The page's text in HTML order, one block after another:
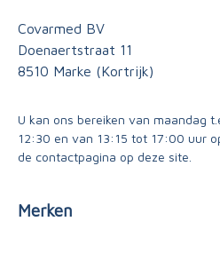
Covarmed BV
Doenaertstraat 11
8510 Marke (Kortrijk)
U kan ons bereiken van maandag
12:30 en van 13:15 tot 17:00 uur
de contactpagina op deze site.
Merken